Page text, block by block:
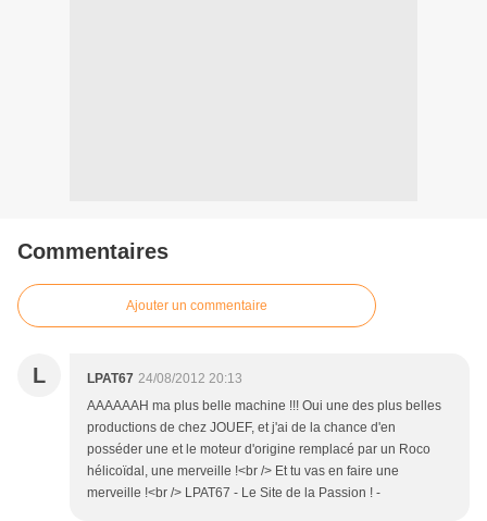
Commentaires
Ajouter un commentaire
L LPAT67 24/08/2012 20:13
AAAAAAH ma plus belle machine !!! Oui une des plus belles
productions de chez JOUEF, et j'ai de la chance d'en
posséder une et le moteur d'origine remplacé par un Roco
hélicoïdal, une merveille !<br /> Et tu vas en faire une
merveille !<br /> LPAT67 - Le Site de la Passion ! -